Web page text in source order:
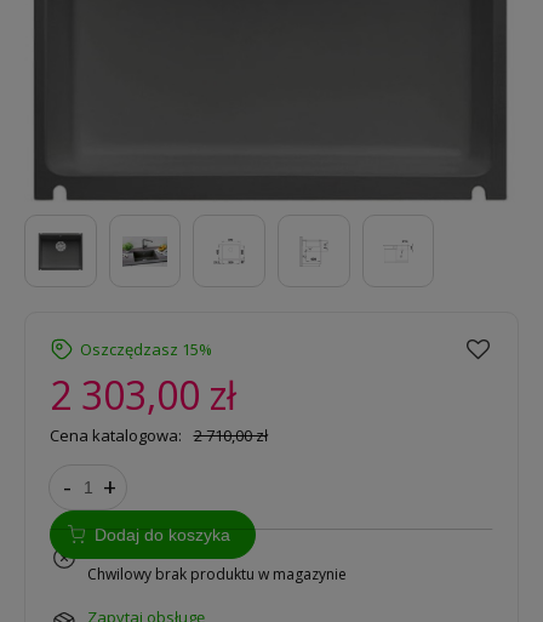
Oszczędzasz 15%
2 303,00 zł
Cena katalogowa: 2 710,00 zł
- +
Dodaj do koszyka
Chwilowy brak produktu w magazynie